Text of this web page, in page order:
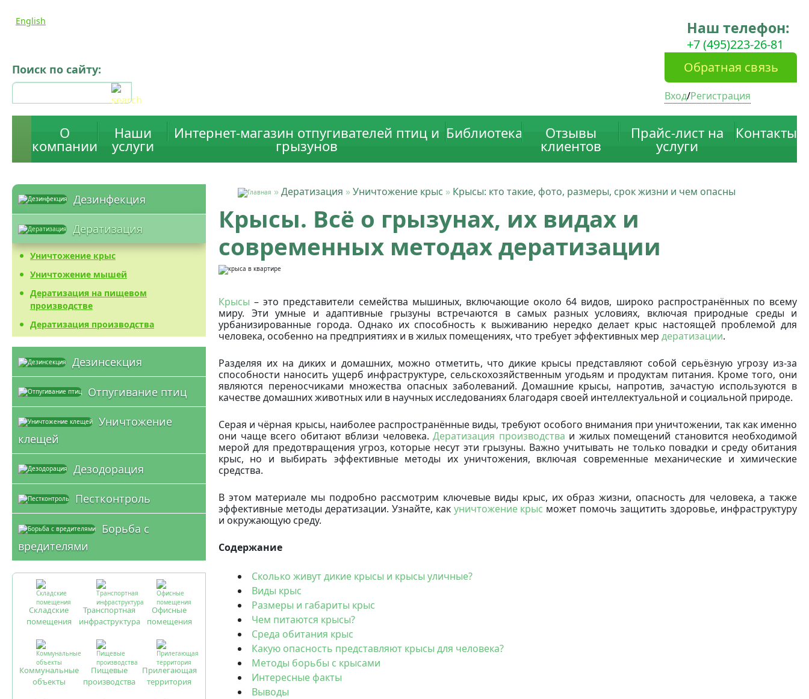
English
Поиск по сайту:
Наш телефон:
+7 (495)223-26-81
Обратная связь
Вход/Регистрация
О
компании
Наши
услуги
Интернет-магазин отпугивателей птиц и
грызунов
Библиотека Отзывы
клиентов
Прайс-лист на
услуги
Контакты
Дезинфекция
Дератизация
Уничтожение крыс
Уничтожение мышей
Дератизация на пищевом
производстве
Дератизация производства
Дезинсекция
Отпугивание птиц
Уничтожение
клещей
Дезодорация
Пестконтроль
Борьба с
вредителями
Складские
помещения
Транспортная
инфраструктура
Офисные
помещения
Коммунальные
объекты
Пищевые
производства
Прилегающая
территория
»Дератизация »Уничтожение крыс » Крысы: кто такие, фото, размеры, срок жизни и чем опасны
Крысы. Всё о грызунах, их видах и
современных методах дератизации
Крысы – это представители семейства мышиных, включающие около 64 видов, широко распространённых по всему
миру. Эти умные и адаптивные грызуны встречаются в самых разных условиях, включая природные среды и
урбанизированные города. Однако их способность к выживанию нередко делает крыс настоящей проблемой для
человека, особенно на предприятиях и в жилых помещениях, что требует эффективных мер дератизации.
Разделяя их на диких и домашних, можно отметить, что дикие крысы представляют собой серьёзную угрозу из-за
способности наносить ущерб инфраструктуре, сельскохозяйственным угодьям и продуктам питания. Кроме того, они
являются переносчиками множества опасных заболеваний. Домашние крысы, напротив, зачастую используются в
качестве домашних животных или в научных исследованиях благодаря своей интеллектуальной и социальной природе.
Серая и чёрная крысы, наиболее распространённые виды, требуют особого внимания при уничтожении, так как именно
они чаще всего обитают вблизи человека. Дератизация производства и жилых помещений становится необходимой
мерой для предотвращения угроз, которые несут эти грызуны. Важно учитывать не только повадки и среду обитания
крыс, но и выбирать эффективные методы их уничтожения, включая современные механические и химические
средства.
В этом материале мы подробно рассмотрим ключевые виды крыс, их образ жизни, опасность для человека, а также
эффективные методы дератизации. Узнайте, как уничтожение крыс может помочь защитить здоровье, инфраструктуру
и окружающую среду.
Содержание
Сколько живут дикие крысы и крысы уличные?
Виды крыс
Размеры и габариты крыс
Чем питаются крысы?
Среда обитания крыс
Какую опасность представляют крысы для человека?
Методы борьбы с крысами
Интересные факты
Выводы